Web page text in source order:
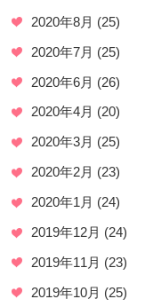
2020年8月 (25)
2020年7月 (25)
2020年6月 (26)
2020年4月 (20)
2020年3月 (25)
2020年2月 (23)
2020年1月 (24)
2019年12月 (24)
2019年11月 (23)
2019年10月 (25)